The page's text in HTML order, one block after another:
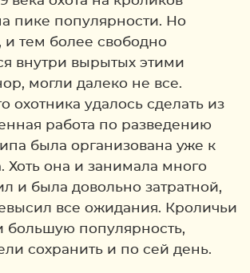
пике популярности. Но
и тем более свободно
внутри вырытых этими
могли далеко не все.
охотника удалось сделать из
работа по разведению
была организована уже к
Хоть она и занимала много
и была довольно затратной,
все ожидания. Кроличьи
большую популярность,
сохранить и по сей день.